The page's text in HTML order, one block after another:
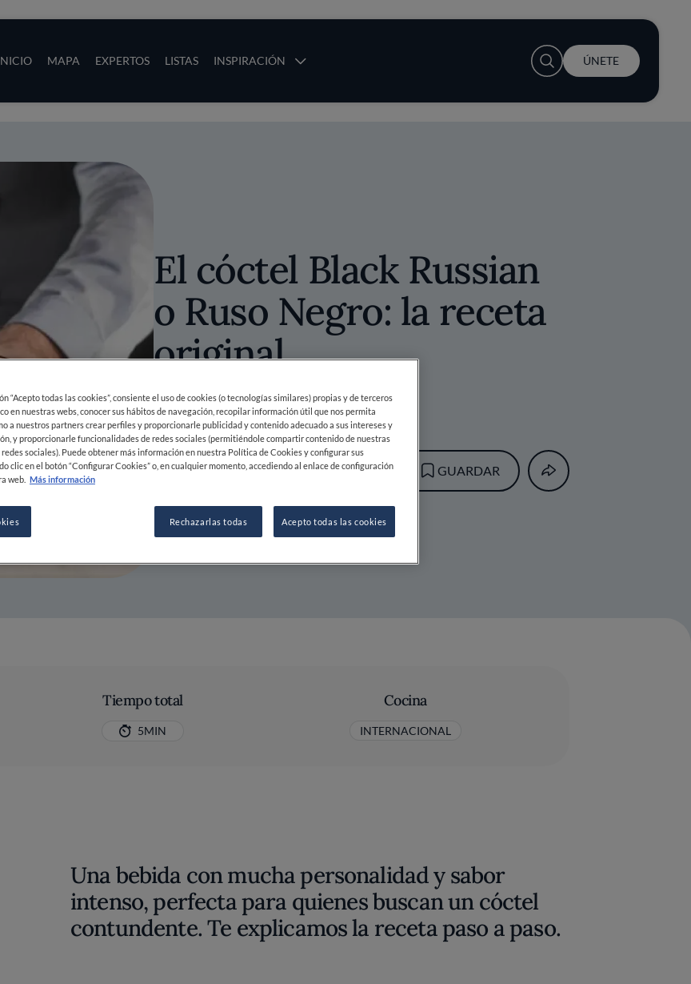
MAPA EXPERTOS LISTAS INSPIRACIÓN
User account menu
ÚNETE
El cóctel Black Russian
o Ruso Negro: la receta
original
30 JUL 2021
PORIVAN DELLA NAVE
MIXÓLOGO / MIXÓLOGA
GUARDAR
Tiempo total
5MIN
Cocina
INTERNACIONAL
Una bebida con mucha personalidad y sabor
intenso, perfecta para quienes buscan un cóctel
contundente. Te explicamos la receta paso a paso.
“Acepto todas las cookies”, consiente el uso de cookies (o tecnologías similares) propias y de terceros
en nuestras webs, conocer sus hábitos de navegación, recopilar información útil que nos permita
a nuestros partners crear perfiles y proporcionarle publicidad y contenido adecuado a sus intereses y
y proporcionarle funcionalidades de redes sociales (permitiéndole compartir contenido de nuestras
sociales). Puede obtener más información en nuestra Política de Cookies y configurar sus
clic en el botón “Configurar Cookies” o, en cualquier momento, accediendo al enlace de configuración
web. Más información
Rechazarlas todas Acepto todas las cookies